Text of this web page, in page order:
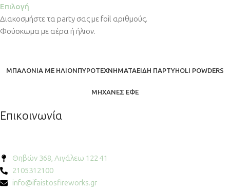
Επιλογή
Διακοσμήστε τα party σας με foil αριθμούς.
Φούσκωμα με αέρα ή ήλιον.
ΜΠΑΛΌΝΙΑ ΜΕ ΉΛΙΟΝΠΥΡΟΤΕΧΝΉΜΑΤΑΕΊΔΗ ΠΆΡΤΥHOLI POWDERS
ΜΗΧΑΝΈΣ ΕΦΈ
Επικοινωνία
Θηβών 368, Αιγάλεω 122 41
2105312100
info@ifaistosfireworks.gr